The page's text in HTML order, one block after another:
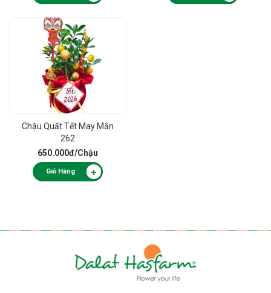
Chậu Quất Tết May Mắn
262
650.000đ/Chậu
Giỏ Hàng